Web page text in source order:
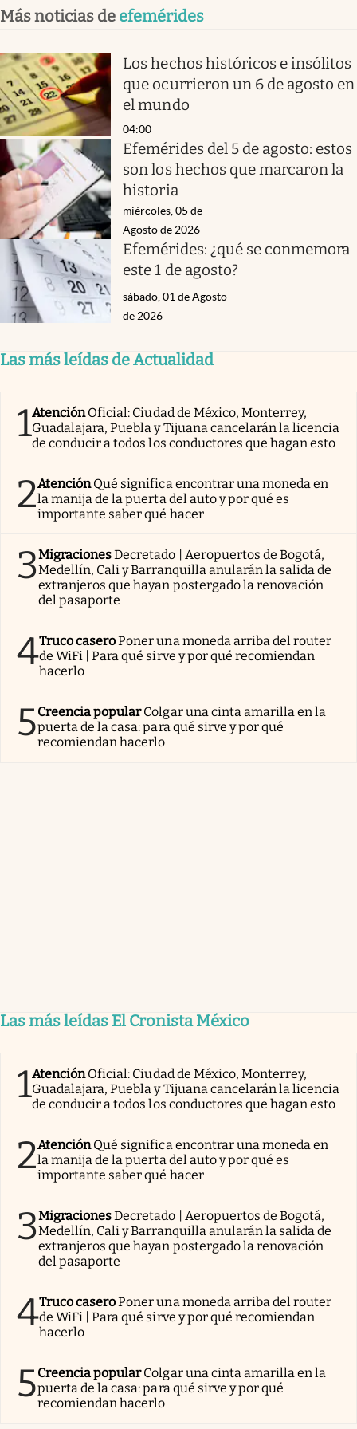
Más noticias de efemérides
Los hechos históricos e insólitos
que ocurrieron un 6 de agosto en
el mundo
04:00
Efemérides del 5 de agosto: estos
son los hechos que marcaron la
historia
miércoles, 05 de
Agosto de 2026
Efemérides: ¿qué se conmemora
este 1 de agosto?
sábado, 01 de Agosto
de 2026
Las más leídas de Actualidad
1AtenciónOficial: Ciudad de México, Monterrey,
Guadalajara, Puebla y Tijuana cancelarán la licencia
de conducir a todos los conductores que hagan esto
2AtenciónQué significa encontrar una moneda en
la manija de la puerta del auto y por qué es
importante saber qué hacer
3MigracionesDecretado | Aeropuertos de Bogotá,
Medellín, Cali y Barranquilla anularán la salida de
extranjeros que hayan postergado la renovación
del pasaporte
4Truco caseroPoner una moneda arriba del router
de WiFi | Para qué sirve y por qué recomiendan
hacerlo
5Creencia popularColgar una cinta amarilla en la
puerta de la casa: para qué sirve y por qué
recomiendan hacerlo
Las más leídas El Cronista México
1AtenciónOficial: Ciudad de México, Monterrey,
Guadalajara, Puebla y Tijuana cancelarán la licencia
de conducir a todos los conductores que hagan esto
2AtenciónQué significa encontrar una moneda en
la manija de la puerta del auto y por qué es
importante saber qué hacer
3MigracionesDecretado | Aeropuertos de Bogotá,
Medellín, Cali y Barranquilla anularán la salida de
extranjeros que hayan postergado la renovación
del pasaporte
4Truco caseroPoner una moneda arriba del router
de WiFi | Para qué sirve y por qué recomiendan
hacerlo
5Creencia popularColgar una cinta amarilla en la
puerta de la casa: para qué sirve y por qué
recomiendan hacerlo